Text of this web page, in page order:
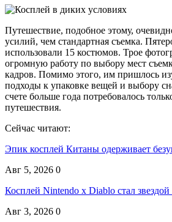
Путешествие, подобное этому,
усилий, чем стандартная съемка.
использовали 15 костюмов. Трое
огромную работу по выбору мест
кадров. Помимо этого, им пришлось
подходы к упаковке вещей и выбору
счете больше года потребовалось
путешествия.
Сейчас читают:
Эпик косплей Китаны одерживает
Авг 5, 2026 0
Косплей Nintendo x Diablo стал
Авг 3, 2026 0